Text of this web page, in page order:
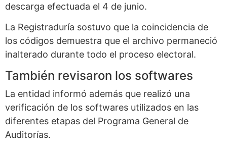
descarga efectuada el 4 de junio.
La Registraduría sostuvo que la coincidencia de
los códigos demuestra que el archivo permaneció
inalterado durante todo el proceso electoral.
También revisaron los softwares
La entidad informó además que realizó una
verificación de los softwares utilizados en las
diferentes etapas del Programa General de
Auditorías.